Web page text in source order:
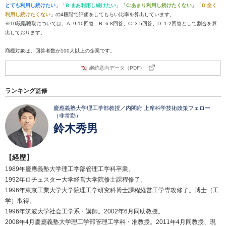
とても利用し続けたい 」「B:まあ利用し続けたい 」「C:あまり利用し続けたくない 」「D:全く
利用し続けたくない 」の4段階で評価をしてもらい比率を算出しています。
※10段階聴取については、A=9-10回答、B=6-8回答、C=3-5回答、D=1-2回答として割合を算
出しております。
商標対象は、回答者数が100人以上の企業です。
継続意向データ（PDF）
ランキング監修
慶應義塾大学理工学部教授／内閣府 上席科学技術政策フェロー
（非常勤）
鈴木秀男
【経歴】
1989年慶應義塾大学理工学部管理工学科卒業。
1992年ロチェスター大学経営大学院修士課程修了。
1996年東京工業大学大学院理工学研究科博士課程経営工学専攻修了。博士（工
学）取得。
1996年筑波大学社会工学系・講師。2002年6月同助教授。
2008年4月慶應義塾大学理工学部管理工学科・准教授。2011年4月同教授、現